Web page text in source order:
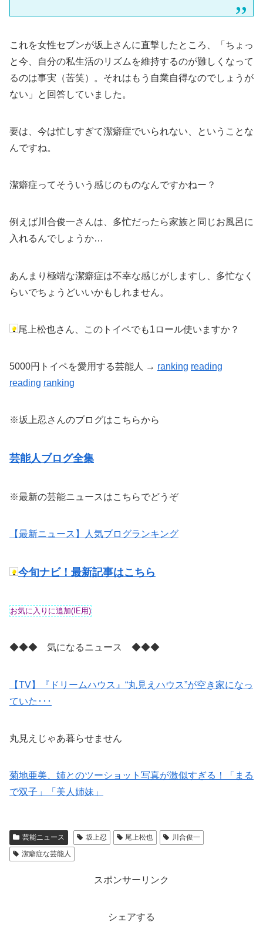
これを女性セブンが坂上さんに直撃したところ、「ちょっ
と今、自分の私生活のリズムを維持するのが難しくなって
るのは事実（苦笑）。それはもう自業自得なのでしょうが
ない」と回答していました。
要は、今は忙しすぎて潔癖症でいられない、ということな
んですね。
潔癖症ってそういう感じのものなんですかねー？
例えば川合俊一さんは、多忙だったら家族と同じお風呂に
入れるんでしょうか…
あんまり極端な潔癖症は不幸な感じがしますし、多忙なく
らいでちょうどいいかもしれません。
尾上松也さん、このトイペでも1ロール使いますか？
5000円トイペを愛用する芸能人 → ranking reading
reading ranking
※坂上忍さんのブログはこちらから
芸能人ブログ全集
※最新の芸能ニュースはこちらでどうぞ
【最新ニュース】人気ブログランキング
今旬ナビ！最新記事はこちら
◆◆◆ 気になるニュース ◆◆◆
【TV】『ドリームハウス』“丸見えハウス”が空き家になっ
ていた･･･
丸見えじゃあ暮らせません
菊地亜美、姉とのツーショット写真が激似すぎる！「まる
で双子」「美人姉妹」
芸能ニュース 坂上忍 尾上松也
川合俊一
潔癖症な芸能人
スポンサーリンク